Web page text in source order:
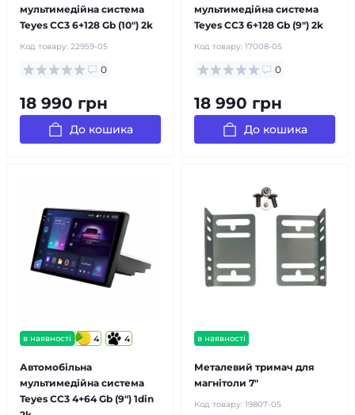
мультимедійна система
Teyes CC3 6+128 Gb (10") 2k
Код товару: 22959-05
0
18 990 грн
До кошика
мультимедійна система
Teyes CC3 6+128 Gb (9") 2k
Код товару: 17008-05
0
18 990 грн
До кошика
в наявності 4 4
Автомобільна
мультимедійна система
Teyes CC3 4+64 Gb (9") 1din
в наявності
Металевий тримач для
магнітоли 7"
Код товару: 19807-05